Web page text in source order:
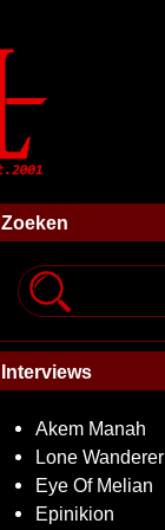
Zoeken
Interviews
Akem Manah
Lone Wanderer
Eye Of Melian
Epinikion